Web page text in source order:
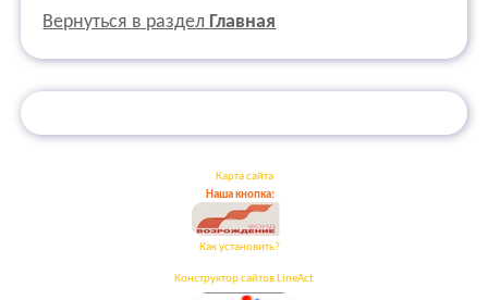
Вернуться в раздел Главная
Карта сайта
Наша кнопка:
Как установить?
Конструктор сайтов LineAct